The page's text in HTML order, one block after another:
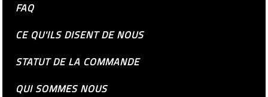
FAQ
CE QU'ILS DISENT DE NOUS
STATUT DE LA COMMANDE
QUI SOMMES NOUS